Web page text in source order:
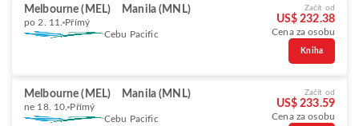
Melbourne (MEL) Manila (MNL)
po 2. 11. Přímý
Cebu Pacific
Začít od
US$ 232.38
Cena za osobu
Kniha
Melbourne (MEL) Manila (MNL)
ne 18. 10. Přímý
Cebu Pacific
Začít od
US$ 233.59
Cena za osobu